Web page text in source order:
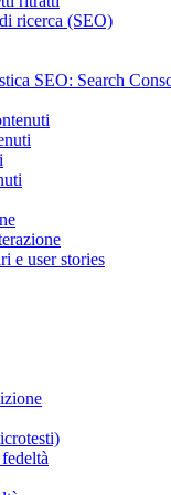
ricerca (SEO)
SEO: Search
e user stories